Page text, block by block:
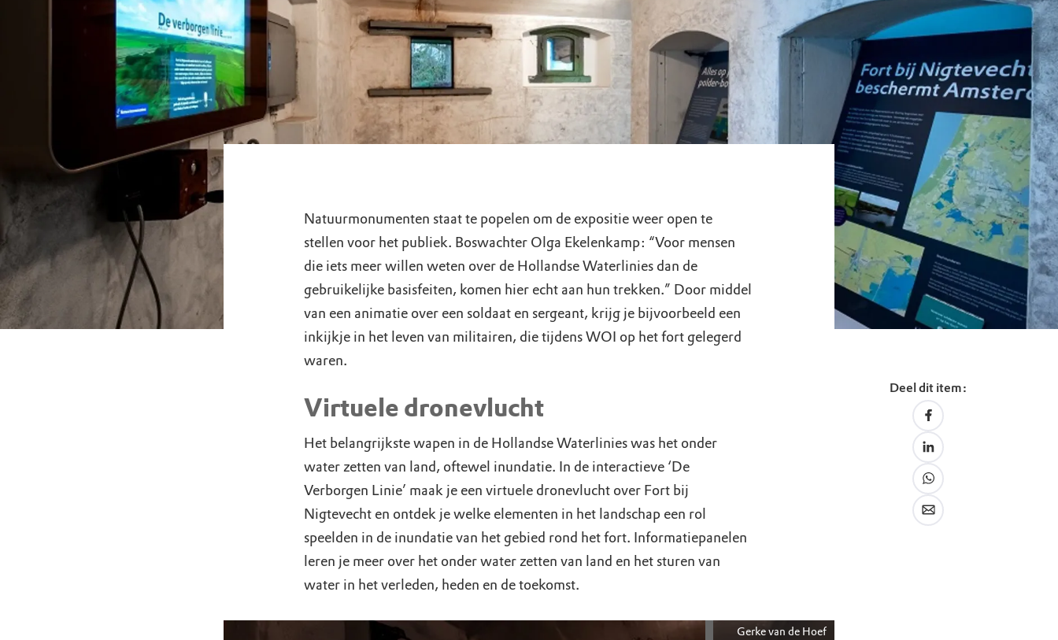
Natuurmonumenten staat te popelen om de expositie weer open te
stellen voor het publiek. Boswachter Olga Ekelenkamp: “Voor mensen
die iets meer willen weten over de Hollandse Waterlinies dan de
gebruikelijke basisfeiten, komen hier echt aan hun trekken.” Door middel
van een animatie over een soldaat en sergeant, krijg je bijvoorbeeld een
inkijkje in het leven van militairen, die tijdens WOI op het fort gelegerd
waren.
Virtuele dronevlucht
Het belangrijkste wapen in de Hollandse Waterlinies was het onder
water zetten van land, oftewel inundatie. In de interactieve ‘De
Verborgen Linie’ maak je een virtuele dronevlucht over Fort bij
Nigtevecht en ontdek je welke elementen in het landschap een rol
speelden in de inundatie van het gebied rond het fort. Informatiepanelen
leren je meer over het onder water zetten van land en het sturen van
water in het verleden, heden en de toekomst.
Gerke van de Hoef
Deel dit item: